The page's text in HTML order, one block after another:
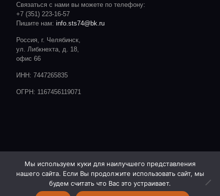
Связаться с нами вы можете по телефону:
+7 (351) 223-16-57
Пишите нам: info.sts74@bk.ru
Россия, г. Челябинск,
ул. Либкнехта, д. 18,
офис 66
ИНН: 7447265835
ОГРН: 1167456119071
© 2020 CTC. Все права защищены.Сайт разработан студией:
ОТ А ДО Я | РЕКЛАМА | ЧЕЛЯБИНСК |- http://advert74.ru/
Мы используем куки для наилучшего представления
нашего сайта. Если Вы продолжите использовать сайт, мы
будем считать что Вас это устраивает.